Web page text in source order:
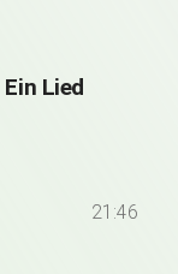
Lied
21:46